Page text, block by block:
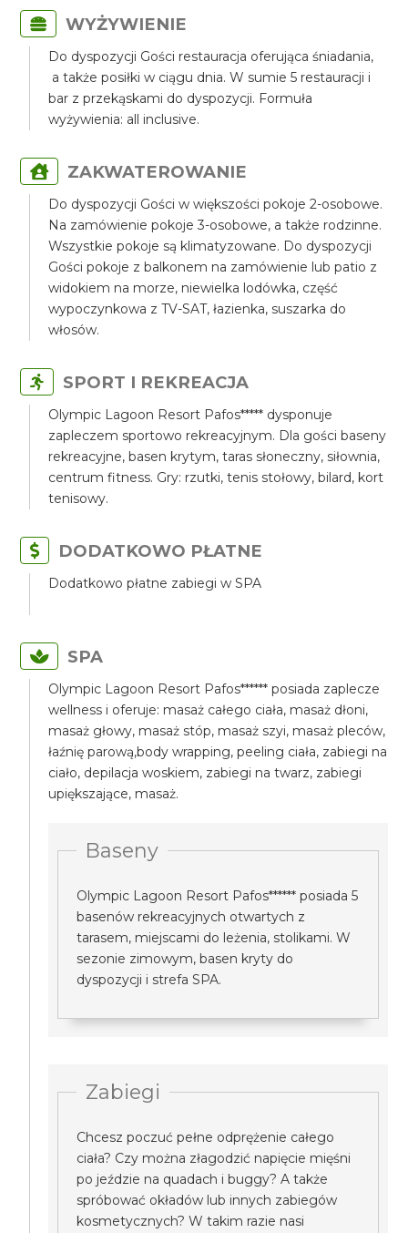
WYŻYWIENIE
Do dyspozycji Gości restauracja oferująca śniadania,
a także posiłki w ciągu dnia. W sumie 5 restauracji i
bar z przekąskami do dyspozycji. Formuła
wyżywienia: all inclusive.
ZAKWATEROWANIE
Do dyspozycji Gości w większości pokoje 2-osobowe.
Na zamówienie pokoje 3-osobowe, a także rodzinne.
Wszystkie pokoje są klimatyzowane. Do dyspozycji
Gości pokoje z balkonem na zamówienie lub patio z
widokiem na morze, niewielka lodówka, część
wypoczynkowa z TV-SAT, łazienka, suszarka do
włosów.
SPORT I REKREACJA
Olympic Lagoon Resort Pafos***** dysponuje
zapleczem sportowo rekreacyjnym. Dla gości baseny
rekreacyjne, basen krytym, taras słoneczny, siłownia,
centrum fitness. Gry: rzutki, tenis stołowy, bilard, kort
tenisowy.
DODATKOWO PŁATNE
Dodatkowo płatne zabiegi w SPA
SPA
Olympic Lagoon Resort Pafos****** posiada zaplecze
wellness i oferuje: masaż całego ciała, masaż dłoni,
masaż głowy, masaż stóp, masaż szyi, masaż pleców,
łaźnię parową,body wrapping, peeling ciała, zabiegi na
ciało, depilacja woskiem, zabiegi na twarz, zabiegi
upiększające, masaż.
Baseny
Olympic Lagoon Resort Pafos****** posiada 5
basenów rekreacyjnych otwartych z
tarasem, miejscami do leżenia, stolikami. W
sezonie zimowym, basen kryty do
dyspozycji i strefa SPA.
Zabiegi
Chcesz poczuć pełne odprężenie całego
ciała? Czy można złagodzić napięcie mięśni
po jeździe na quadach i buggy? A także
spróbować okładów lub innych zabiegów
kosmetycznych? W takim razie nasi